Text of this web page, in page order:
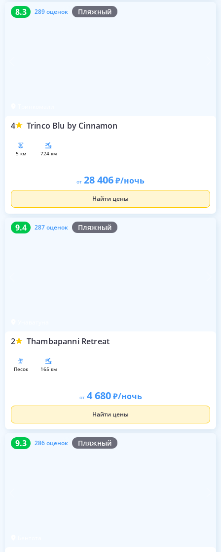
8.3 289 оценок Пляжный
4 Trinco Blu by Cinnamon
8.3 289 оценок
5 км 724 км
от 28 406 /ночь
Найти цены
9.4 287 оценок Пляжный
2 Thambapanni Retreat
9.4 287 оценок
песок 165 км
от 4 680 /ночь
Найти цены
9.3 286 оценок Пляжный
9.3 286 оценок